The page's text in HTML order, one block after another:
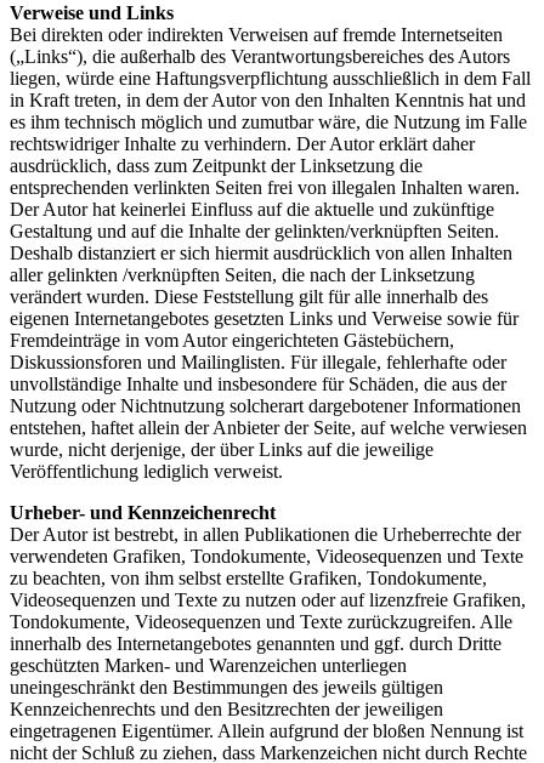
Verweise und Links
Bei direkten oder indirekten Verweisen auf fremde Internetseiten
(„Links“), die außerhalb des Verantwortungsbereiches des Autors
liegen, würde eine Haftungsverpflichtung ausschließlich in dem Fall
in Kraft treten, in dem der Autor von den Inhalten Kenntnis hat und
es ihm technisch möglich und zumutbar wäre, die Nutzung im Falle
rechtswidriger Inhalte zu verhindern. Der Autor erklärt daher
ausdrücklich, dass zum Zeitpunkt der Linksetzung die
entsprechenden verlinkten Seiten frei von illegalen Inhalten waren.
Der Autor hat keinerlei Einfluss auf die aktuelle und zukünftige
Gestaltung und auf die Inhalte der gelinkten/verknüpften Seiten.
Deshalb distanziert er sich hiermit ausdrücklich von allen Inhalten
aller gelinkten /verknüpften Seiten, die nach der Linksetzung
verändert wurden. Diese Feststellung gilt für alle innerhalb des
eigenen Internetangebotes gesetzten Links und Verweise sowie für
Fremdeinträge in vom Autor eingerichteten Gästebüchern,
Diskussionsforen und Mailinglisten. Für illegale, fehlerhafte oder
unvollständige Inhalte und insbesondere für Schäden, die aus der
Nutzung oder Nichtnutzung solcherart dargebotener Informationen
entstehen, haftet allein der Anbieter der Seite, auf welche verwiesen
wurde, nicht derjenige, der über Links auf die jeweilige
Veröffentlichung lediglich verweist.
Urheber- und Kennzeichenrecht
Der Autor ist bestrebt, in allen Publikationen die Urheberrechte der
verwendeten Grafiken, Tondokumente, Videosequenzen und Texte
zu beachten, von ihm selbst erstellte Grafiken, Tondokumente,
Videosequenzen und Texte zu nutzen oder auf lizenzfreie Grafiken,
Tondokumente, Videosequenzen und Texte zurückzugreifen. Alle
innerhalb des Internetangebotes genannten und ggf. durch Dritte
geschützten Marken- und Warenzeichen unterliegen
uneingeschränkt den Bestimmungen des jeweils gültigen
Kennzeichenrechts und den Besitzrechten der jeweiligen
eingetragenen Eigentümer. Allein aufgrund der bloßen Nennung ist
nicht der Schluß zu ziehen, dass Markenzeichen nicht durch Rechte